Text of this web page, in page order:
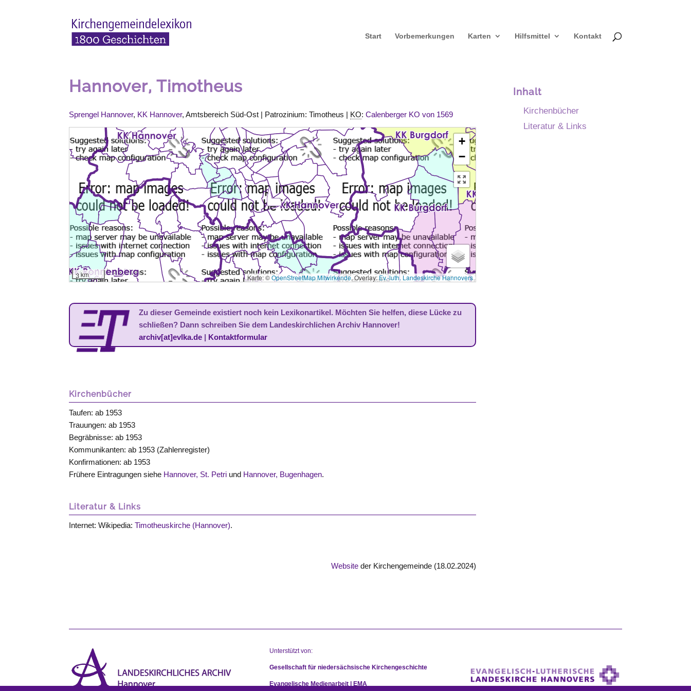
Start Vorbemerkungen Karten Hilfsmittel Kontakt
Hannover, Timotheus
Sprengel Hannover, KK Hannover, Amtsbereich Süd-Ost | Patrozinium: Timotheus | KO:Calenberger KO von 1569
+
−
3 km Karte: ©OpenStreetMap Mitwirkende, Overlay:Ev.-luth. Landeskirche Hannovers
Zu dieser Gemeinde existiert noch kein Lexikonartikel. Möchten Sie helfen, diese Lücke zu
schließen? Dann schreiben Sie dem Landeskirchlichen Archiv Hannover!
archiv[at]evlka.de | Kontaktformular
Kirchenbücher
Taufen: ab 1953
Trauungen: ab 1953
Begräbnisse: ab 1953
Kommunikanten: ab 1953 (Zahlenregister)
Konfirmationen: ab 1953
Frühere Eintragungen siehe Hannover, St. Petri und Hannover, Bugenhagen.
Literatur & Links
Internet: Wikipedia:Timotheuskirche (Hannover).
Website der Kirchengemeinde (18.02.2024)
Inhalt
Kirchenbücher
Literatur & Links
Unterstützt von:
Gesellschaft für niedersächsische Kirchengeschichte
Evangelische Medienarbeit | EMA